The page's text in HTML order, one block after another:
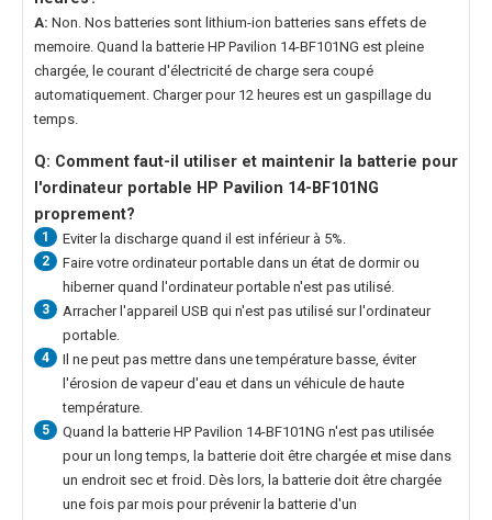
A: Non. Nos batteries sont lithium-ion batteries sans effets de
memoire. Quand la batterie HP Pavilion 14-BF101NG est pleine
chargée, le courant d'électricité de charge sera coupé
automatiquement. Charger pour 12 heures est un gaspillage du
temps.
Q: Comment faut-il utiliser et maintenir la batterie pour
l'ordinateur portable HP Pavilion 14-BF101NG
proprement?
1 Eviter la discharge quand il est inférieur à 5%.
2
Faire votre ordinateur portable dans un état de dormir ou
hiberner quand l'ordinateur portable n'est pas utilisé.
3
Arracher l'appareil USB qui n'est pas utilisé sur l'ordinateur
portable.
4
Il ne peut pas mettre dans une température basse, éviter
l'érosion de vapeur d'eau et dans un véhicule de haute
température.
5 Quand la batterie HP Pavilion 14-BF101NG n'est pas utilisée
pour un long temps, la batterie doit être chargée et mise dans
un endroit sec et froid. Dès lors, la batterie doit être chargée
une fois par mois pour prévenir la batterie d'un